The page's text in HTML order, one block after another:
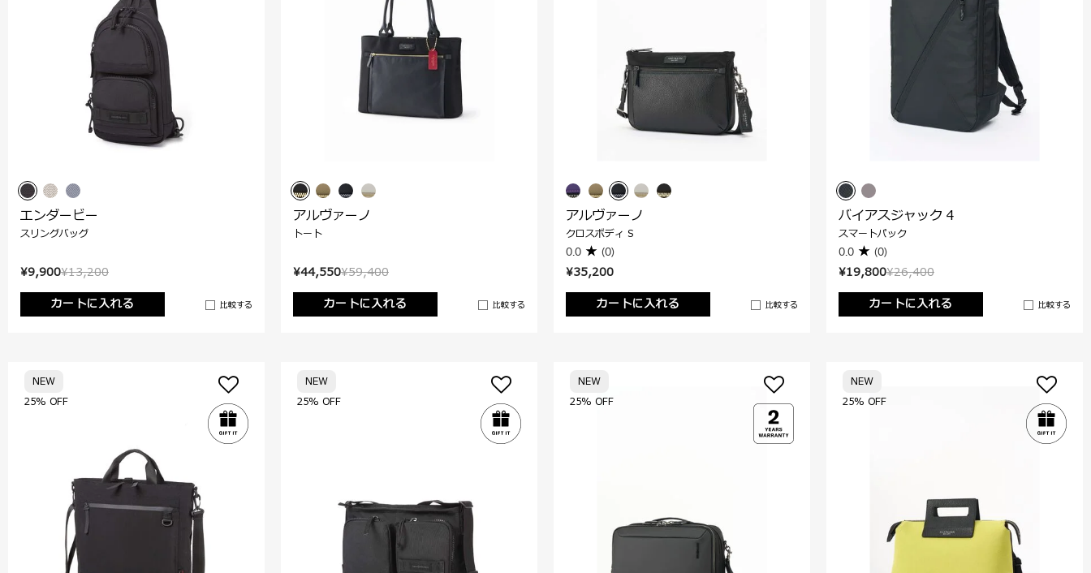
¥13,200
¥9,900
カートに入れる
比較する
エンダービー
スリングバッグ
¥59,400
¥44,550
カートに入れる
比較する
アルヴァーノ
トート
¥35,200
カートに入れる
比較する
アルヴァーノ
クロスボディ S
0.0 (0)
¥26,400
¥19,800
カートに入れる
比較する
バイアスジャック 4
スマートパック
0.0 (0)
25% OFF
NEW
25% OFF
NEW
25% OFF
NEW
25% OFF
NEW